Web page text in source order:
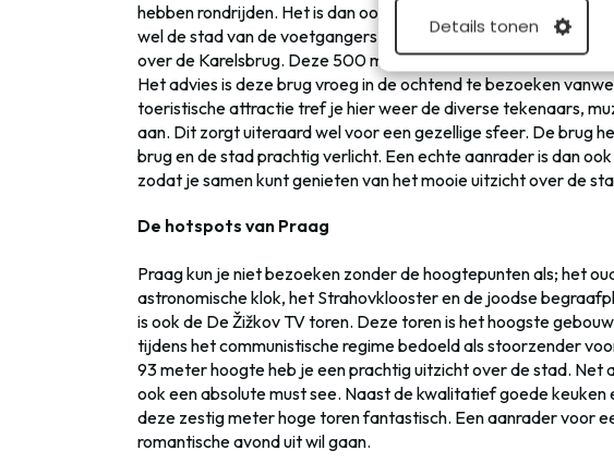
Details tonen
hebben rondrijden. Het is dan ook een verademing om in het
wel de stad van de voetgangers genoemd. Een tip voor iedere
over de Karelsbrug. Deze 500 meter lange brug is een van de
Het advies is deze brug vroeg in de ochtend te bezoeken
toeristische attractie tref je hier weer de diverse tekenaars,
aan. Dit zorgt uiteraard wel voor een gezellige sfeer. De brug
brug en de stad prachtig verlicht. Een echte aanrader is dan
zodat je samen kunt genieten van het mooie uitzicht over de
De hotspots van Praag
Praag kun je niet bezoeken zonder de hoogtepunten als; het
astronomische klok, het Strahovklooster en de joodse
is ook de De Žižkov TV toren. Deze toren is het hoogste
tijdens het communistische regime bedoeld als stoorzender
93 meter hoogte heb je een prachtig uitzicht over de stad. Net
ook een absolute must see. Naast de kwalitatief goede
deze zestig meter hoge toren fantastisch. Een aanrader voor
romantische avond uit wil gaan.